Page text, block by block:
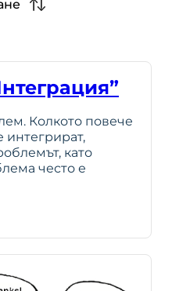
Колкото повече
интегрират,
като
често е